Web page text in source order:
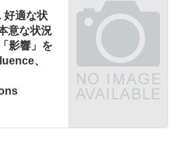
好適な状
意な状況
影響」を
、